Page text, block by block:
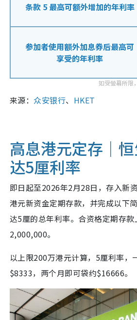
条款 5 最高可额外增加的年利率
参加者使用额外加息券后最高可
享受的年利率
来源： 众安银行、 HKET
高息港元定存｜
达5厘利率
即日起至2026年2月28日，存入新
港元新资金定期存款，并完成以下
达5厘的总年利率。合资格定期存
2,000,000。
以上限200万港元计算，5厘利率，
$8333，两个月即可袋约$16666。